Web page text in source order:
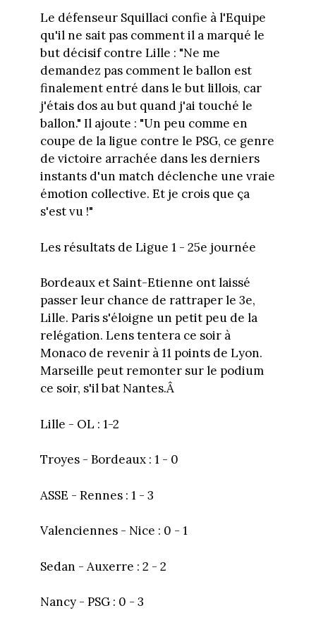
Le défenseur Squillaci confie à l'Equipe
qu'il ne sait pas comment il a marqué le
but décisif contre Lille : "Ne me
demandez pas comment le ballon est
finalement entré dans le but lillois, car
j'étais dos au but quand j'ai touché le
ballon." Il ajoute : "Un peu comme en
coupe de la ligue contre le PSG, ce genre
de victoire arrachée dans les derniers
instants d'un match déclenche une vraie
émotion collective. Et je crois que ça
s'est vu !"
Les résultats de Ligue 1 - 25e journée
Bordeaux et Saint-Etienne ont laissé
passer leur chance de rattraper le 3e,
Lille. Paris s'éloigne un petit peu de la
relégation. Lens tentera ce soir à
Monaco de revenir à 11 points de Lyon.
Marseille peut remonter sur le podium
ce soir, s'il bat Nantes.Â
Lille - OL : 1-2
Troyes - Bordeaux : 1 - 0
ASSE - Rennes : 1 - 3
Valenciennes - Nice : 0 - 1
Sedan - Auxerre : 2 - 2
Nancy - PSG : 0 - 3